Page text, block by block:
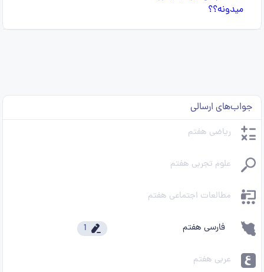
جواب‌های ارسالی
ریاضی هفتم
علوم تجربی هفتم
مطالعات اجتماعی هفتم
فارسی هفتم 1
عربی هفتم